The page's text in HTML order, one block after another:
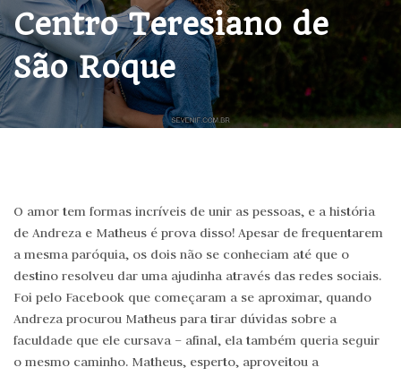
Centro Teresiano de
São Roque
O amor tem formas incríveis de unir as pessoas, e a história
de Andreza e Matheus é prova disso! Apesar de frequentarem
a mesma paróquia, os dois não se conheciam até que o
destino resolveu dar uma ajudinha através das redes sociais.
Foi pelo Facebook que começaram a se aproximar, quando
Andreza procurou Matheus para tirar dúvidas sobre a
faculdade que ele cursava – afinal, ela também queria seguir
o mesmo caminho. Matheus, esperto, aproveitou a